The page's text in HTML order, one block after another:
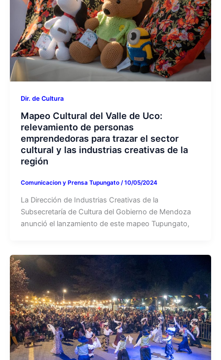
Dir. de Cultura
Mapeo Cultural del Valle de Uco:
relevamiento de personas
emprendedoras para trazar el sector
cultural y las industrias creativas de la
región
Comunicacion y Prensa Tupungato /10/05/2024
La Dirección de Industrias Creativas de la
Subsecretaría de Cultura del Gobierno de Mendoza
anunció el lanzamiento de este mapeo Tupungato,